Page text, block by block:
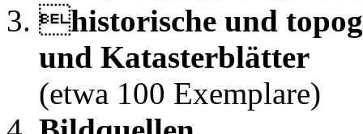
historische und
und Katasterblätter
(etwa 100 Exemplare)